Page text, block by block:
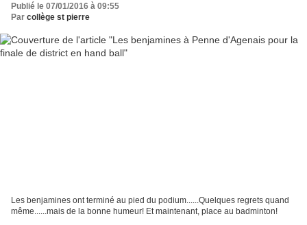
Publié le 07/01/2016 à 09:55
Par collège st pierre
Les benjamines ont terminé au pied du podium......Quelques regrets quand
même......mais de la bonne humeur! Et maintenant, place au badminton!